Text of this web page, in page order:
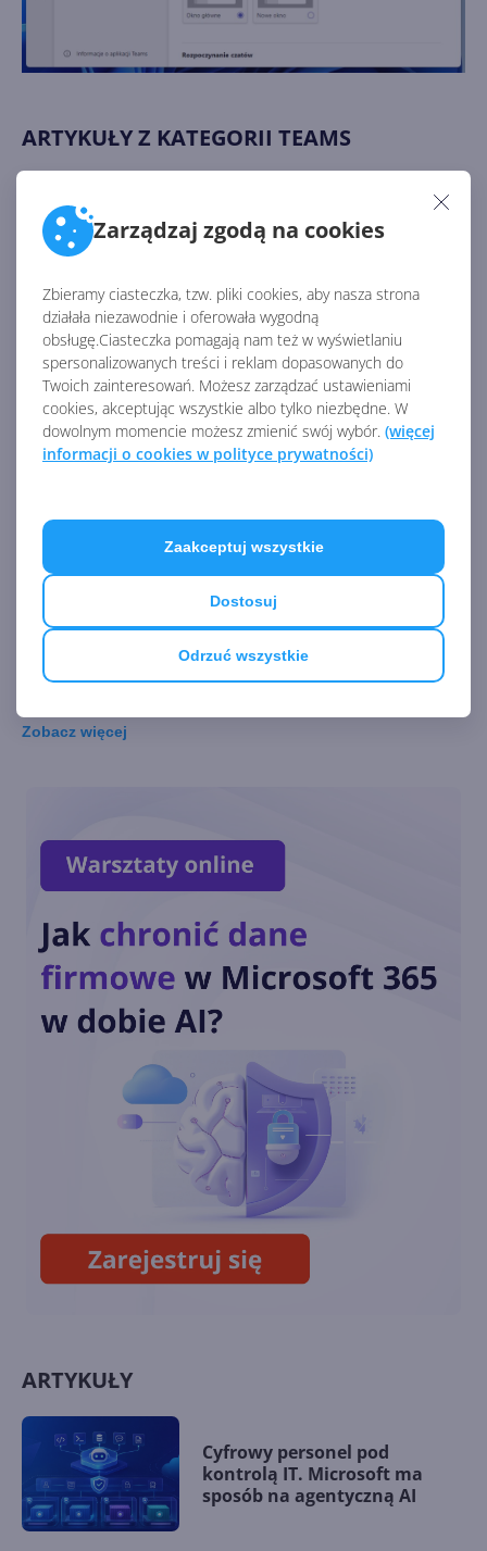
Zarządzaj zgodą na cookies
Zbieramy ciasteczka, tzw. pliki cookies, aby nasza strona
działała niezawodnie i oferowała wygodną
obsługę.Ciasteczka pomagają nam też w wyświetlaniu
spersonalizowanych treści i reklam dopasowanych do
Twoich zainteresowań. Możesz zarządzać ustawieniami
cookies, akceptując wszystkie albo tylko niezbędne. W
dowolnym momencie możesz zmienić swój wybór. (więcej
informacji o cookies w polityce prywatności)
Odrzuć wszystkie
Dostosuj
Zaakceptuj wszystkie
ARTYKUŁY Z KATEGORII TEAMS
Jak używać składników
Microsoft Loop w Teams?
Jak zakończyć działanie
Teams w tle po zamknięciu
programu?
w Microsoft Teams?
Microsoft Teams w Microsoft
365 (dawniej Office 365) - czym
jest i jak skutecznie z niego
korzystać?
Microsoft Teams?
zespołu w Teams?
Jak utworzyć Zespół w Teams
na podstawie grupy usługi
Microsoft 365?
Zobacz więcej
ARTYKUŁY
Cyfrowy personel pod
kontrolą IT. Microsoft ma
sposób na agentyczną AI